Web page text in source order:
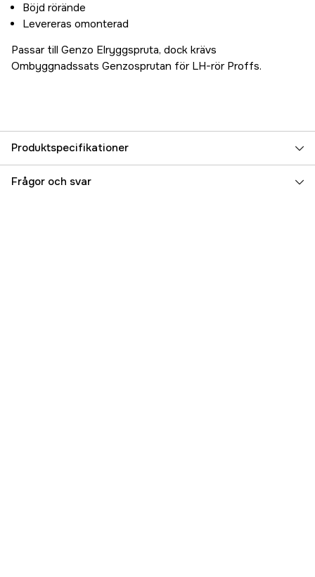
Böjd rörände
Levereras omonterad
Passar till Genzo Elryggspruta, dock krävs
Ombyggnadssats Genzosprutan för LH-rör Proffs.
Produktspecifikationer
Referensnummer 3000017715
Frågor och svar